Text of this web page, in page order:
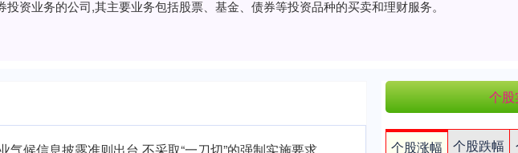
资业务的公司,其主要业务包括股票、基金、债券等投资品种的买卖和理财服务。
个
个股涨幅 个股跌幅